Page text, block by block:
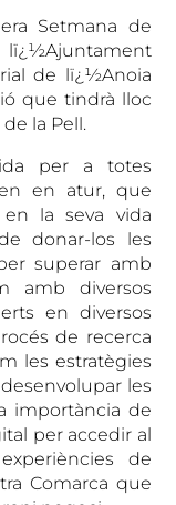
Setmana de
de lï¿½Anoia
que tindrà lloc
la Pell.
per a totes
en atur, que
la seva vida
donar-los les
superar amb
amb diversos
en diversos
de recerca
les estratègies
les
importància de
per accedir al
de
Comarca que